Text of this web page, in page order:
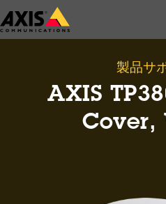
メ
イ
製品サ
AXIS
Cover,